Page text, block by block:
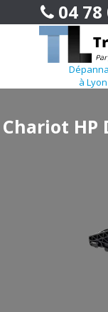
04 78
à
Chariot HP